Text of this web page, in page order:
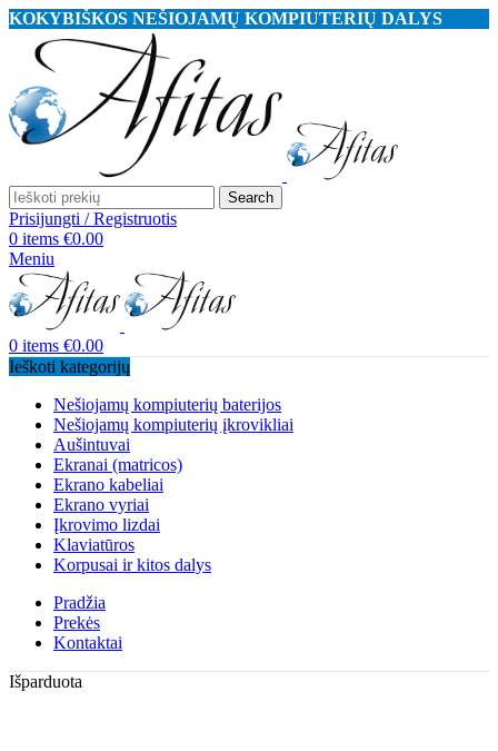
KOKYBIŠKOS NEŠIOJAMŲ KOMPIUTERIŲ DALYS
Search
Prisijungti / Registruotis
0 items €0.00
Meniu
0 items €0.00
Ieškoti kategorijų
Nešiojamų kompiuterių baterijos
Nešiojamų kompiuterių įkrovikliai
Aušintuvai
Ekranai (matricos)
Ekrano kabeliai
Ekrano vyriai
Įkrovimo lizdai
Klaviatūros
Korpusai ir kitos dalys
Pradžia
Prekės
Kontaktai
Išparduota